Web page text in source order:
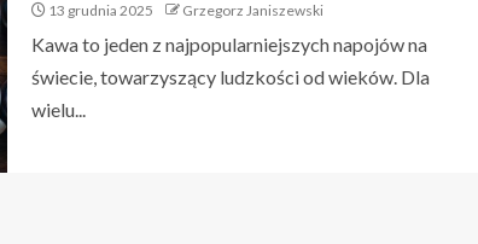
13 grudnia 2025 Grzegorz Janiszewski
Kawa to jeden z najpopularniejszych napojów na
świecie, towarzyszący ludzkości od wieków. Dla
wielu...